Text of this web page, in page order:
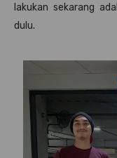
lakukan sekarang
dulu.